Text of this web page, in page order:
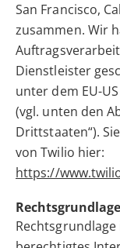
San Francisco,
zusammen. Wir
Dienstleister
unter dem EU-
(vgl. unten den
Drittstaaten“).
von Twilio hier:
https://
Rechtsgrundlage